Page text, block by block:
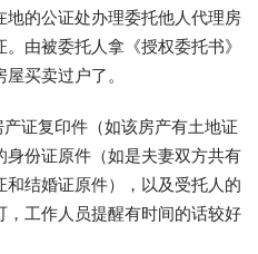
的公证处办理委托他人代理房
由被委托人拿《授权委托书》
买卖过户了。
证复印件（如该房产有土地证
份证原件（如是夫妻双方共有
结婚证原件），以及受托人的
工作人员提醒有时间的话较好